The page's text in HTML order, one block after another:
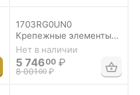
1703RG0UN0
Крепежные элементы
KYOCERA-MITA AK-7100
для финишеров DF-
7110/7120
Нет в наличии
5 74600 ₽
8 00100 ₽